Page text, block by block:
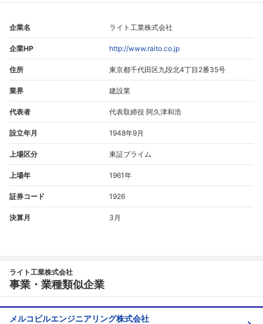
企業名 ライト工業株式会社
企業HP http://www.raito.co.jp
住所 東京都千代田区九段北4丁目2番35号
業界 建設業
代表者 代表取締役 阿久津和浩
設立年月 1948年9月
上場区分 東証プライム
上場年 1961年
証券コード 1926
決算月 3月
ライト工業株式会社
事業・業種類似企業
メルコビルエンジニアリング株式会社